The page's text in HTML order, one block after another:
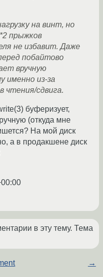
на винт, но
прыжков
не избавит. Даже
побайтово
вручную
именно из-за
чтения/сдвига.
буферизует,
(откуда мне
На мой диск
а в продакшене диск
в эту тему. Тема
→